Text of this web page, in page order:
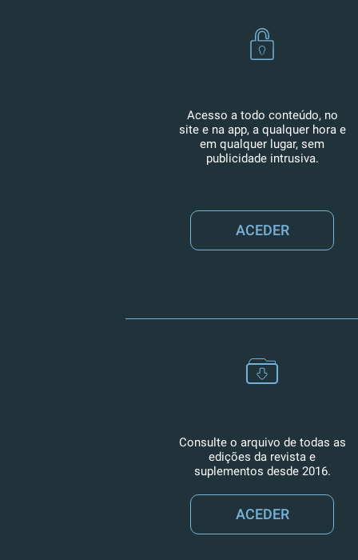
Acesso a todo conteúdo, no
site e na app, a qualquer hora e
em qualquer lugar, sem
publicidade intrusiva.
ACEDER
Consulte o arquivo de todas as
edições da revista e
suplementos desde 2016.
ACEDER